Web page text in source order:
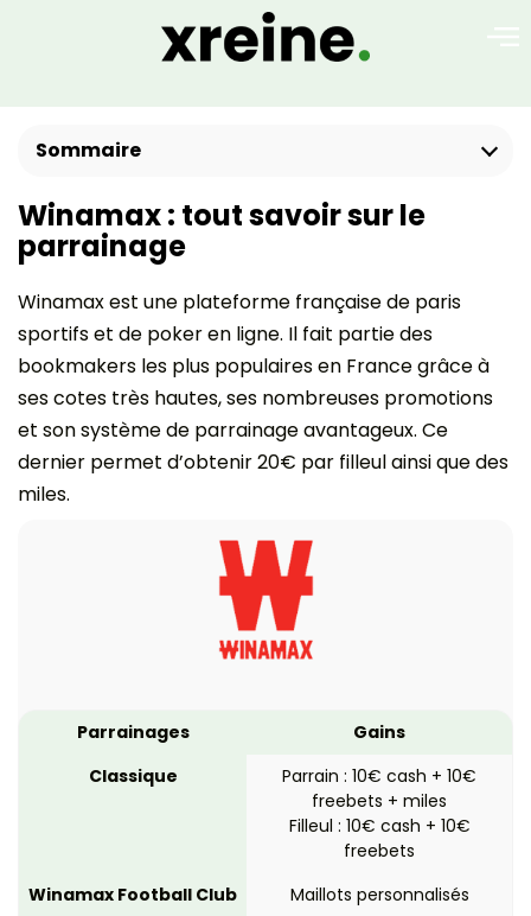
Winamax : tout savoir sur le
parrainage
Winamax est une plateforme française de paris
sportifs et de poker en ligne. Il fait partie des
bookmakers les plus populaires en France grâce à
ses cotes très hautes, ses nombreuses promotions
et son système de parrainage avantageux. Ce
dernier permet d’obtenir 20€ par filleul ainsi que des
miles.
Parrainages
Gains
Classique
Parrain : 10€ cash + 10€
freebets + miles
Filleul : 10€ cash + 10€
freebets
Winamax Football Club
Maillots personnalisés
Sommaire